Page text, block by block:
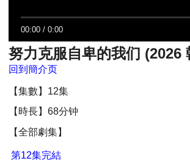
00:00 /0:00
努力克服自卑的我们 (2026
回到簡介页
【集數】12集
【時長】68分钟
【全部劇集】
第12集完結